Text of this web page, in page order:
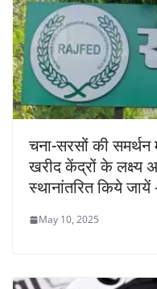
चना-सरसों की
खरीद केंद्रों के लक्ष्य
स्थानांतरित किये
May 10, 2025